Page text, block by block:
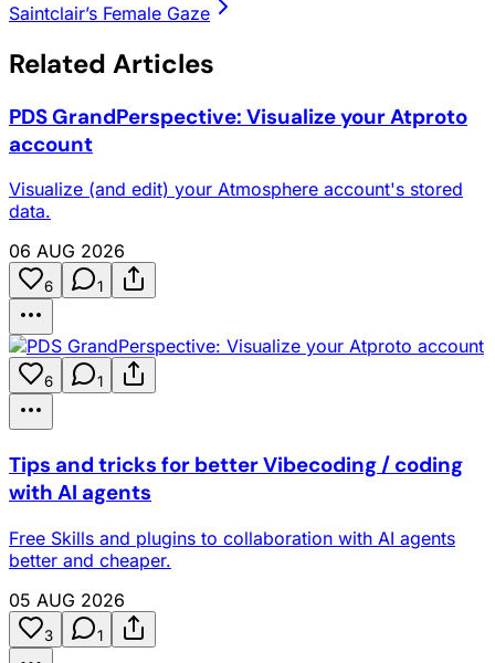
Saintclair’s Female Gaze
Related Articles
PDS GrandPerspective: Visualize your Atproto
account
Visualize (and edit) your Atmosphere account's stored
data.
06 AUG 2026
6 1
6 1
Tips and tricks for better Vibecoding / coding
with AI agents
Free Skills and plugins to collaboration with AI agents
better and cheaper.
05 AUG 2026
3 1